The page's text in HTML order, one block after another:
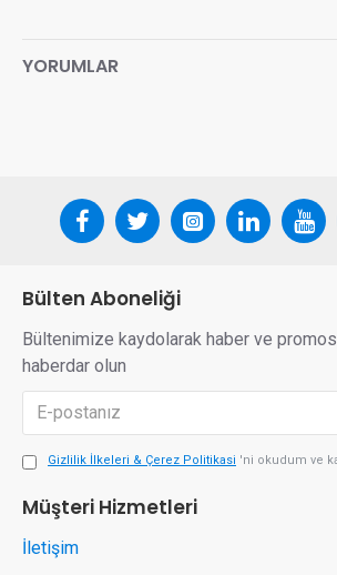
YORUMLAR
Bülten Aboneliği
Bültenimize kaydolarak haber ve
haberdar olun
Gizlilik İlkeleri & Çerez Politikasi 'ni okudum ve
Müşteri Hizmetleri
İletişim